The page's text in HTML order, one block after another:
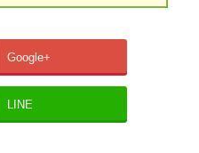
Google+
LINE